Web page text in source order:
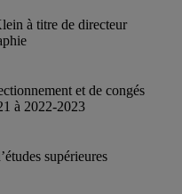
à titre de directeur
et de congés
à 2022-2023
supérieures